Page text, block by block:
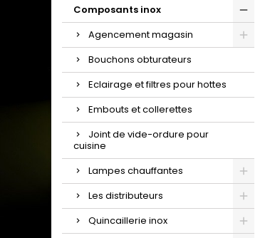
Composants inox
Agencement magasin
Bouchons obturateurs
Eclairage et filtres pour hottes
Embouts et collerettes
Joint de vide-ordure pour
cuisine
Lampes chauffantes
Les distributeurs
Quincaillerie inox